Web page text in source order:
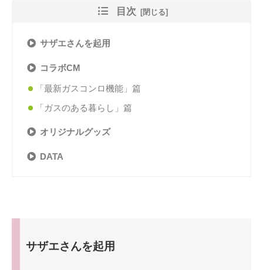
目次
サザエさんを起用
コラボCM
「最新ガスコンロ機能」篇
「ガスのある暮らし」篇
オリジナルグッズ
DATA
サザエさんを起用